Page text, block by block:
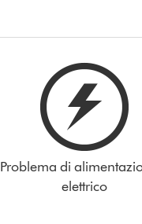
Problema di
elettrico